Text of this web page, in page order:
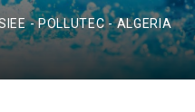
- POLLUTEC - ALGERIA